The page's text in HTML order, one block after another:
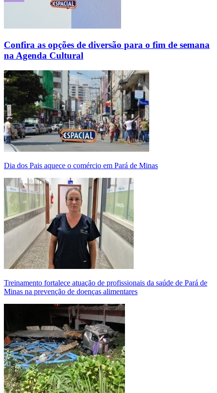
Confira as opções de diversão para o fim de semana
na Agenda Cultural
Dia dos Pais aquece o comércio em Pará de Minas
Treinamento fortalece atuação de profissionais da saúde de Pará de
Minas na prevenção de doenças alimentares